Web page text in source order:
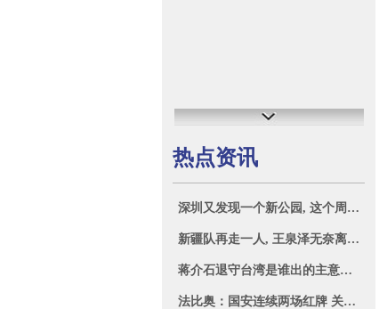
热点资讯
深圳又发现一个新公园, 这个周末快乐是它给我的! 可露营徒步摘云
新疆队再走一人, 王泉泽无奈离开新疆前往海外联赛, 赵睿挥手告别
蒋介石退守台湾是谁出的主意？之前谁在管理台湾？
法比奥：国安连续两场红牌 关于裁判我无法多说